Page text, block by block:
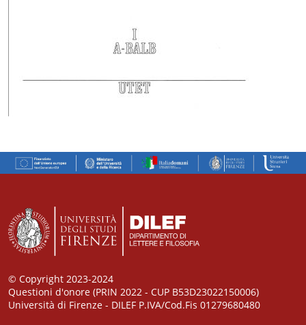
© Copyright 2023-2024
Questioni d'onore (PRIN 2022 - CUP B53D23022150006)
Università di Firenze - DILEF P.IVA/Cod.Fis 01279680480